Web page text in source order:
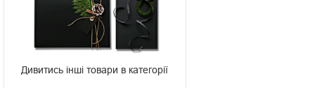
Дивитись інші товари в категорії